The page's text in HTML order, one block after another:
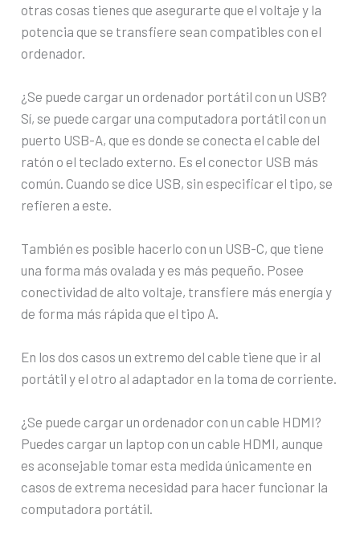
otras cosas tienes que asegurarte que el voltaje y la
potencia que se transfiere sean compatibles con el
ordenador.
¿Se puede cargar un ordenador portátil con un USB?
Sí, se puede cargar una computadora portátil con un
puerto USB-A, que es donde se conecta el cable del
ratón o el teclado externo. Es el conector USB más
común. Cuando se dice USB, sin especificar el tipo, se
refieren a este.
También es posible hacerlo con un USB-C, que tiene
una forma más ovalada y es más pequeño. Posee
conectividad de alto voltaje, transfiere más energía y
de forma más rápida que el tipo A.
En los dos casos un extremo del cable tiene que ir al
portátil y el otro al adaptador en la toma de corriente.
¿Se puede cargar un ordenador con un cable HDMI?
Puedes cargar un laptop con un cable HDMI, aunque
es aconsejable tomar esta medida únicamente en
casos de extrema necesidad para hacer funcionar la
computadora portátil.